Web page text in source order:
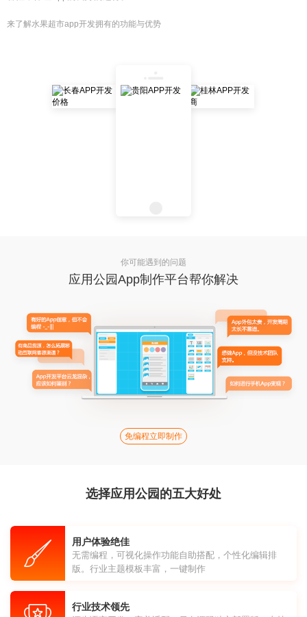
来了解水果超市app开发拥有的功能与优势
你可能遇到的问题
应用公园App制作平台帮你解决
免编程立即制作
选择应用公园的五大好处
用户体验绝佳
无需编程，可视化操作功能自助搭配，个性化编辑排
版。行业主题模板丰富，一键制作
行业技术领先